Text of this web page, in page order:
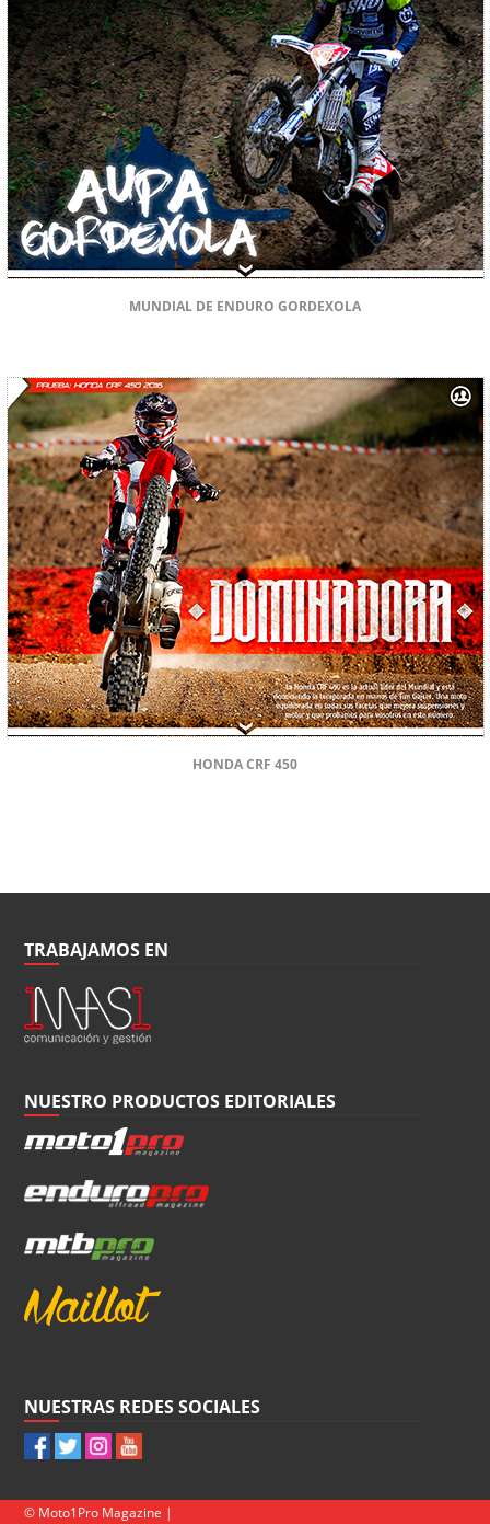
MUNDIAL DE ENDURO GORDEXOLA
HONDA CRF 450
TRABAJAMOS EN
NUESTRO PRODUCTOS EDITORIALES
NUESTRAS REDES SOCIALES
© Moto1Pro Magazine |